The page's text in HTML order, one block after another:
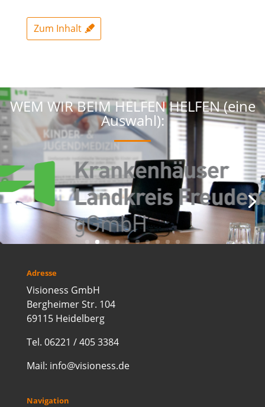
Zum Inhalt
WEM WIR BEIM HELFEN HELFEN (eine
Auswahl):
Adresse
Visioness GmbH
Bergheimer Str. 104
69115 Heidelberg
Tel. 06221 / 405 3384
Mail: info@visioness.de
Navigation